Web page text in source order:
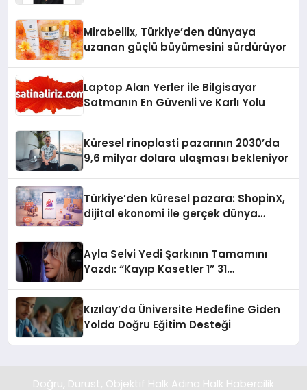
Mirabellix, Türkiye’den dünyaya
uzanan güçlü büyümesini sürdürüyor
Laptop Alan Yerler ile Bilgisayar
Satmanın En Güvenli ve Karlı Yolu
Küresel rinoplasti pazarının 2030’da
9,6 milyar dolara ulaşması bekleniyor
Türkiye’den küresel pazara: ShopinX,
dijital ekonomi ile gerçek dünya
Ayla Selvi Yedi Şarkının Tamamını
Yazdı: “Kayıp Kasetler 1” 31
Kızılay’da Üniversite Hedefine Giden
Yolda Doğru Eğitim Desteği
Doğru, Dürüst, Objektif Halk Adına Halk Habercilik